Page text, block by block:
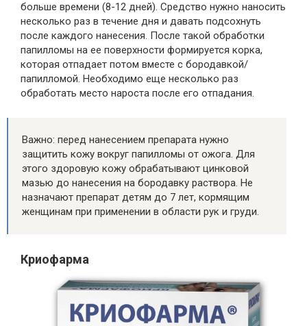
больше времени (8-12 дней). Средство нужно наносить
несколько раз в течение дня и давать подсохнуть
после каждого нанесения. После такой обработки
папилломы на ее поверхности формируется корка,
которая отпадает потом вместе с бородавкой/
папилломой. Необходимо еще несколько раз
обработать место нароста после его отпадания.
Важно: перед нанесением препарата нужно
защитить кожу вокруг папилломы от ожога. Для
этого здоровую кожу обрабатывают цинковой
мазью до нанесения на бородавку раствора. Не
назначают препарат детям до 7 лет, кормящим
женщинам при применении в области рук и груди.
Криофарма